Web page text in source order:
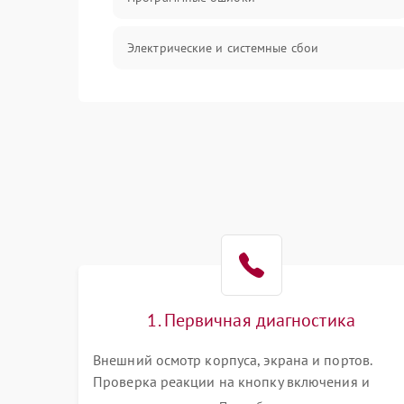
Электрические и системные сбои
Система охлаждения
1. Первичная диагностика
Внешний осмотр корпуса, экрана и портов.
Проверка реакции на кнопку включения и